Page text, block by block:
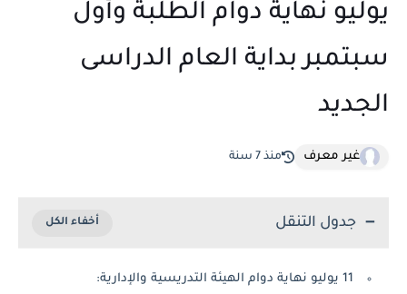
يوليو نهاية دوام الطلبة وأول
سبتمبر بداية العام الدراسى
الجديد
غير معرف منذ 7 سنة
جدول التنقل
11 يوليو نهاية دوام الهيئة التدريسية والإدارية: